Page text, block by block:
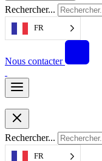
Rechercher...
FR
Nous contacter
Rechercher...
FR